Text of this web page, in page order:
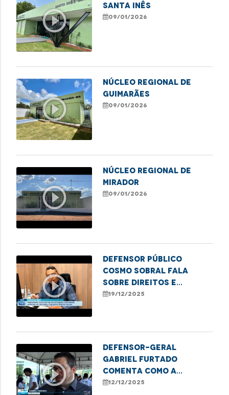
play_circle_outline
SANTA INÊS
09/01/2026
play_circle_outline
NÚCLEO REGIONAL DE
GUIMARÃES
09/01/2026
play_circle_outline
NÚCLEO REGIONAL DE
MIRADOR
09/01/2026
play_circle_outline
Defensor Público
Cosmo Sobral fala
sobre direitos e
desafios das pessoas
19/12/2025
play_circle_outline
Defensor-geral
Gabriel Furtado
comenta como a
Defensoria Pública
12/12/2025